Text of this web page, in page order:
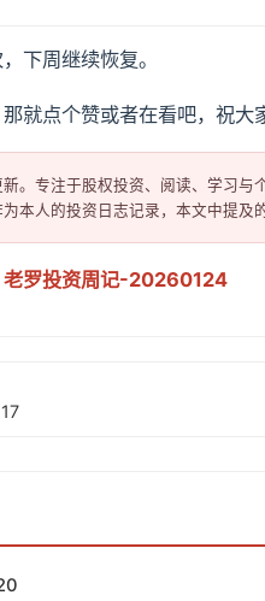
下周继续恢复。
就点个赞或者在看吧，祝大
。专注于股权投资、阅读、学习与
老罗投资周记-20260124